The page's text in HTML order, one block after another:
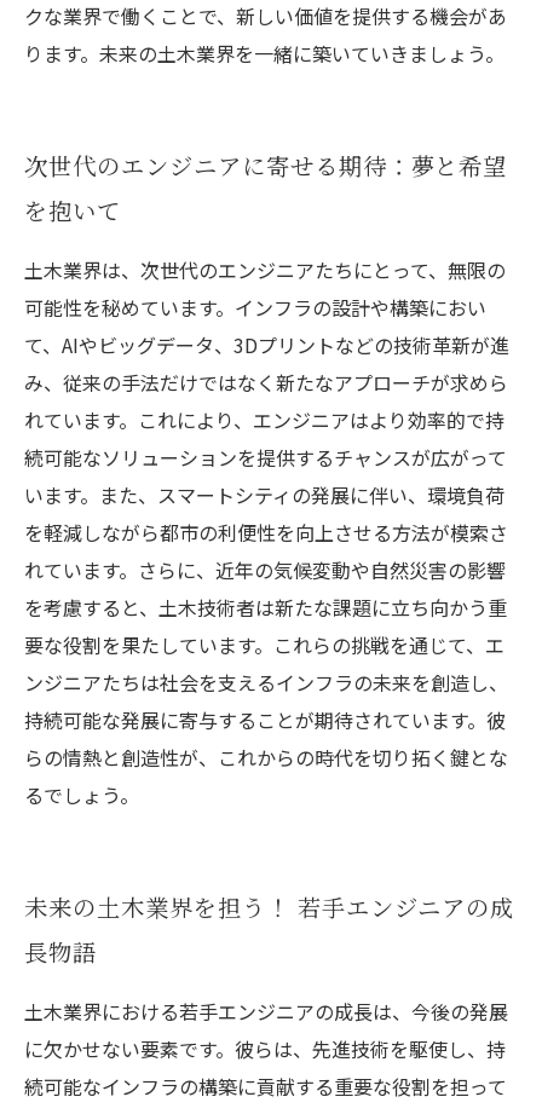
クな業界で働くことで、新しい価値を提供する機会があ
ります。未来の土木業界を一緒に築いていきましょう。
次世代のエンジニアに寄せる期待：夢と希望
を抱いて
土木業界は、次世代のエンジニアたちにとって、無限の
可能性を秘めています。インフラの設計や構築におい
て、AIやビッグデータ、3Dプリントなどの技術革新が進
み、従来の手法だけではなく新たなアプローチが求めら
れています。これにより、エンジニアはより効率的で持
続可能なソリューションを提供するチャンスが広がって
います。また、スマートシティの発展に伴い、環境負荷
を軽減しながら都市の利便性を向上させる方法が模索さ
れています。さらに、近年の気候変動や自然災害の影響
を考慮すると、土木技術者は新たな課題に立ち向かう重
要な役割を果たしています。これらの挑戦を通じて、エ
ンジニアたちは社会を支えるインフラの未来を創造し、
持続可能な発展に寄与することが期待されています。彼
らの情熱と創造性が、これからの時代を切り拓く鍵とな
るでしょう。
未来の土木業界を担う！ 若手エンジニアの成
長物語
土木業界における若手エンジニアの成長は、今後の発展
に欠かせない要素です。彼らは、先進技術を駆使し、持
続可能なインフラの構築に貢献する重要な役割を担って